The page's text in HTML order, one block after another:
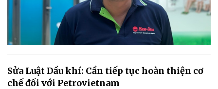
Sửa Luật Dầu khí: Cần tiếp tục hoàn thiện cơ
chế đối với Petrovietnam